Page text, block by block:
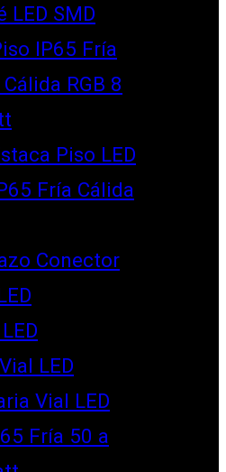
LED SMD
IP65 Fría
RGB 8
Piso LED
Fría Cálida
Conector
LED
Vial LED
Fría 50 a